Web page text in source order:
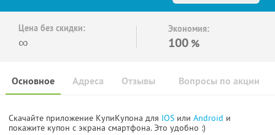
Цена без скидки:
∞
Экономия:
100 %
Основное Отзывы Вопросы по акции
Адреса
Скачайте приложение КупиКупона для IOS или Android и
покажите купон с экрана смартфона. Это удобно :)